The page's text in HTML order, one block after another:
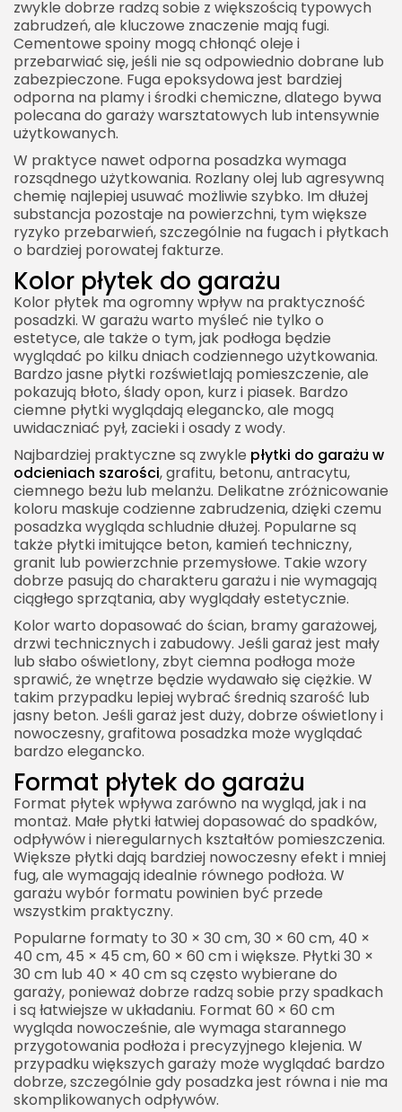
zwykle dobrze radzą sobie z większością typowych
zabrudzeń, ale kluczowe znaczenie mają fugi.
Cementowe spoiny mogą chłonąć oleje i
przebarwiać się, jeśli nie są odpowiednio dobrane lub
zabezpieczone. Fuga epoksydowa jest bardziej
odporna na plamy i środki chemiczne, dlatego bywa
polecana do garaży warsztatowych lub intensywnie
użytkowanych.
W praktyce nawet odporna posadzka wymaga
rozsądnego użytkowania. Rozlany olej lub agresywną
chemię najlepiej usuwać możliwie szybko. Im dłużej
substancja pozostaje na powierzchni, tym większe
ryzyko przebarwień, szczególnie na fugach i płytkach
o bardziej porowatej fakturze.
Kolor płytek do garażu
Kolor płytek ma ogromny wpływ na praktyczność
posadzki. W garażu warto myśleć nie tylko o
estetyce, ale także o tym, jak podłoga będzie
wyglądać po kilku dniach codziennego użytkowania.
Bardzo jasne płytki rozświetlają pomieszczenie, ale
pokazują błoto, ślady opon, kurz i piasek. Bardzo
ciemne płytki wyglądają elegancko, ale mogą
uwidaczniać pył, zacieki i osady z wody.
Najbardziej praktyczne są zwykle płytki do garażu w
odcieniach szarości, grafitu, betonu, antracytu,
ciemnego beżu lub melanżu. Delikatne zróżnicowanie
koloru maskuje codzienne zabrudzenia, dzięki czemu
posadzka wygląda schludnie dłużej. Popularne są
także płytki imitujące beton, kamień techniczny,
granit lub powierzchnie przemysłowe. Takie wzory
dobrze pasują do charakteru garażu i nie wymagają
ciągłego sprzątania, aby wyglądały estetycznie.
Kolor warto dopasować do ścian, bramy garażowej,
drzwi technicznych i zabudowy. Jeśli garaż jest mały
lub słabo oświetlony, zbyt ciemna podłoga może
sprawić, że wnętrze będzie wydawało się ciężkie. W
takim przypadku lepiej wybrać średnią szarość lub
jasny beton. Jeśli garaż jest duży, dobrze oświetlony i
nowoczesny, grafitowa posadzka może wyglądać
bardzo elegancko.
Format płytek do garażu
Format płytek wpływa zarówno na wygląd, jak i na
montaż. Małe płytki łatwiej dopasować do spadków,
odpływów i nieregularnych kształtów pomieszczenia.
Większe płytki dają bardziej nowoczesny efekt i mniej
fug, ale wymagają idealnie równego podłoża. W
garażu wybór formatu powinien być przede
wszystkim praktyczny.
Popularne formaty to 30 × 30 cm, 30 × 60 cm, 40 ×
40 cm, 45 × 45 cm, 60 × 60 cm i większe. Płytki 30 ×
30 cm lub 40 × 40 cm są często wybierane do
garaży, ponieważ dobrze radzą sobie przy spadkach
i są łatwiejsze w układaniu. Format 60 × 60 cm
wygląda nowocześnie, ale wymaga starannego
przygotowania podłoża i precyzyjnego klejenia. W
przypadku większych garaży może wyglądać bardzo
dobrze, szczególnie gdy posadzka jest równa i nie ma
skomplikowanych odpływów.